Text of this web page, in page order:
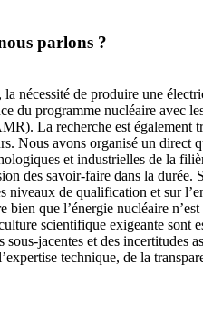
parlons ?
nécessité de produire une
du programme nucléaire avec
La recherche est également
Nous avons organisé un direct
et industrielles de la
des savoir-faire dans la durée.
niveaux de qualification et sur
que l’énergie nucléaire
scientifique exigeante sont
jacentes et des incertitudes
technique, de la